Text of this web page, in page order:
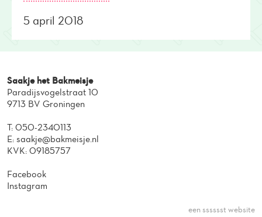
5 april 2018
Saakje het Bakmeisje
Paradijsvogelstraat 10
9713 BV Groningen
T: 050-2340113
E: saakje@bakmeisje.nl
KVK: 09185757
Facebook
Instagram
een sssssst website